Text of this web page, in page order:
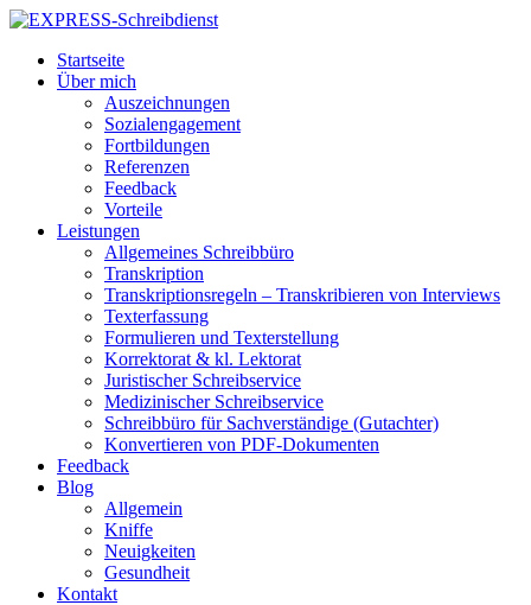
Startseite
Über mich
Auszeichnungen
Sozialengagement
Fortbildungen
Referenzen
Feedback
Vorteile
Leistungen
Allgemeines Schreibbüro
Transkription
Transkriptionsregeln – Transkribieren von Interviews
Texterfassung
Formulieren und Texterstellung
Korrektorat & kl. Lektorat
Juristischer Schreibservice
Medizinischer Schreibservice
Schreibbüro für Sachverständige (Gutachter)
Konvertieren von PDF-Dokumenten
Feedback
Blog
Allgemein
Kniffe
Neuigkeiten
Gesundheit
Kontakt